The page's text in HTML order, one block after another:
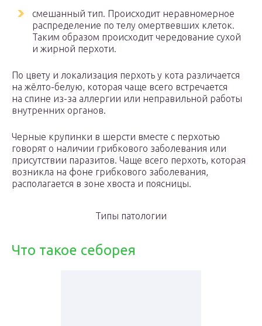
смешанный тип. Происходит неравномерное
распределение по телу омертвевших клеток.
Таким образом происходит чередование сухой
и жирной перхоти.
По цвету и локализация перхоть у кота различается
на жёлто-белую, которая чаще всего встречается
на спине из-за аллергии или неправильной работы
внутренних органов.
Черные крупинки в шерсти вместе с перхотью
говорят о наличии грибкового заболевания или
присутствии паразитов. Чаще всего перхоть, которая
возникла на фоне грибкового заболевания,
располагается в зоне хвоста и поясницы.
Типы патологии
Что такое себорея